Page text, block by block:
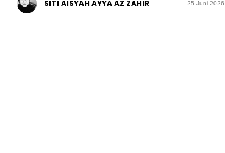
SITI AISYAH AYYA AZ ZAHIR 25 Juni 2026